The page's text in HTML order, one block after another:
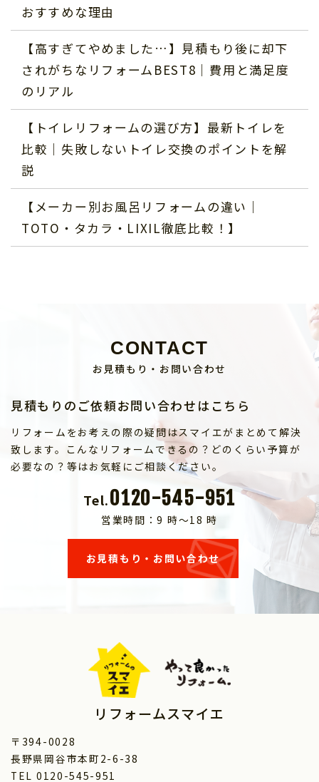
おすすめな理由
【高すぎてやめました…】見積もり後に却下
されがちなリフォームBEST8｜費用と満足度
のリアル
【トイレリフォームの選び方】最新トイレを
比較｜失敗しないトイレ交換のポイントを解
説
【メーカー別お風呂リフォームの違い｜
TOTO・タカラ・LIXIL徹底比較！】
CONTACT
お見積もり・お問い合わせ
見積もりのご依頼お問い合わせはこちら
リフォームをお考えの際の疑問はスマイエがまとめて解決
致します。こんなリフォームできるの？どのくらい予算が
必要なの？等はお気軽にご相談ください。
Tel.0120-545-951
営業時間：9 時～18 時
お見積もり・お問い合わせ
リフォームスマイエ
〒394-0028
長野県岡谷市本町2-6-38
TEL 0120-545-951